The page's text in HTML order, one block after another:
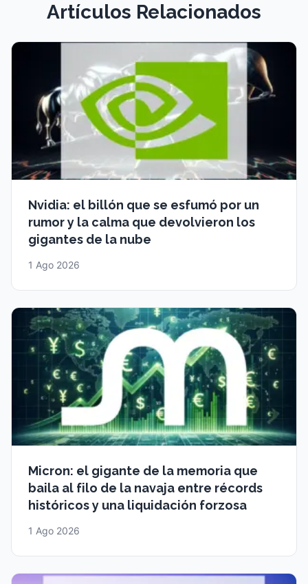
Artículos Relacionados
Nvidia: el billón que se esfumó por un
rumor y la calma que devolvieron los
gigantes de la nube
1 Ago 2026
Micron: el gigante de la memoria que
baila al filo de la navaja entre récords
históricos y una liquidación forzosa
1 Ago 2026